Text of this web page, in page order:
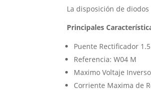
La disposición de
Principales
Puente Rectificador
Referencia: W04 M
Maximo Voltaje
Corriente Maxima de